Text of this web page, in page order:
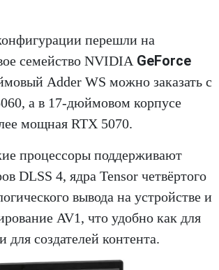
перешли на
семейство NVIDIA GeForce
Adder WS можно заказать с
а в 17-дюймовом корпусе
мощная RTX 5070.
процессоры поддерживают
DLSS 4, ядра Tensor четвёртого
вывода на устройстве и
AV1, что удобно как для
для создателей контента.